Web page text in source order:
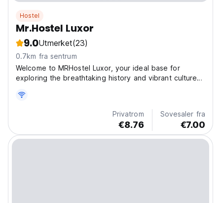
Hostel
Mr.Hostel Luxor
9.0Utmerket(23)
0.7km fra sentrum
Welcome to MRHostel Luxor, your ideal base for
exploring the breathtaking history and vibrant culture
Luxor, our property offers comfortable
accommodations, modern amenities, and a warm,
Privatrom
€8.76
Sovesaler fra
€7.00